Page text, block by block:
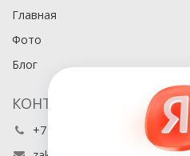
Главная
Фото
Блог
КОНТАКТЫ
+7 (495) 486-80-76